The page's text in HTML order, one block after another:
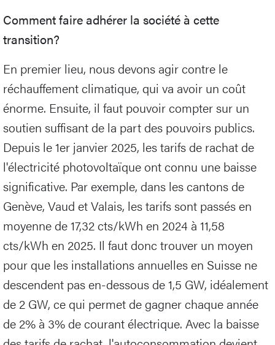
Comment faire adhérer la société à cette
transition?
En premier lieu, nous devons agir contre le
réchauffement climatique, qui va avoir un coût
énorme. Ensuite, il faut pouvoir compter sur un
soutien suffisant de la part des pouvoirs publics.
Depuis le 1er janvier 2025, les tarifs de rachat de
l'électricité photovoltaïque ont connu une baisse
significative. Par exemple, dans les cantons de
Genève, Vaud et Valais, les tarifs sont passés en
moyenne de 17,32 cts/kWh en 2024 à 11,58
cts/kWh en 2025. Il faut donc trouver un moyen
pour que les installations annuelles en Suisse ne
descendent pas en-dessous de 1,5 GW, idéalement
de 2 GW, ce qui permet de gagner chaque année
de 2% à 3% de courant électrique. Avec la baisse